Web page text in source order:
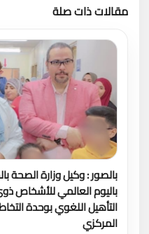
مقالات ذات صلة
بالصور : وكيل وزارة الصحة
باليوم العالمي للأشخاص
التأهيل اللغوي بوحدة
المركزي